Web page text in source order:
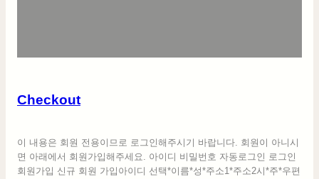
Checkout
이 내용은 회원 전용이므로 로그인해주시기 바랍니다. 회원이 아니시
면 아래에서 회원가입해주세요. 아이디 비밀번호 자동로그인 로그인
회원가입 신규 회원 가입아이디 선택*이름*성*주소1*주소2시*주*우편